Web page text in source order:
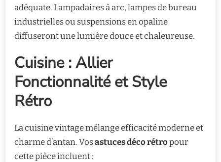
adéquate. Lampadaires à arc, lampes de bureau
industrielles ou suspensions en opaline
diffuseront une lumière douce et chaleureuse.
Cuisine : Allier
Fonctionnalité et Style
Rétro
La cuisine vintage mélange efficacité moderne et
charme d’antan. Vosastuces déco rétropour
cette pièce incluent :